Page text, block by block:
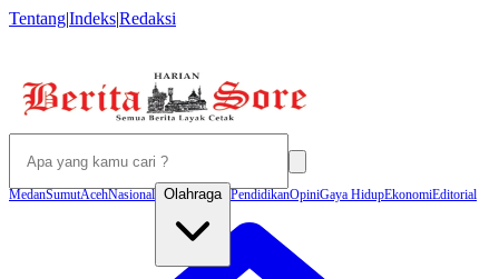
Tentang|Indeks|Redaksi
MedanSumutAcehNasional Olahraga PendidikanOpiniGaya HidupEkonomiEditorial